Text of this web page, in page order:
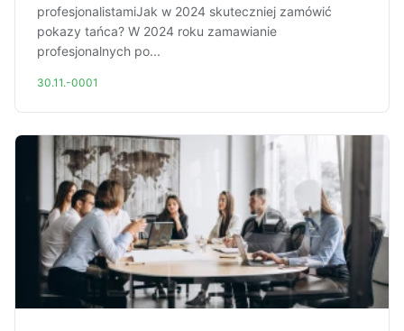
profesjonalistamiJak w 2024 skuteczniej zamówić
pokazy tańca? W 2024 roku zamawianie
profesjonalnych po...
30.11.-0001